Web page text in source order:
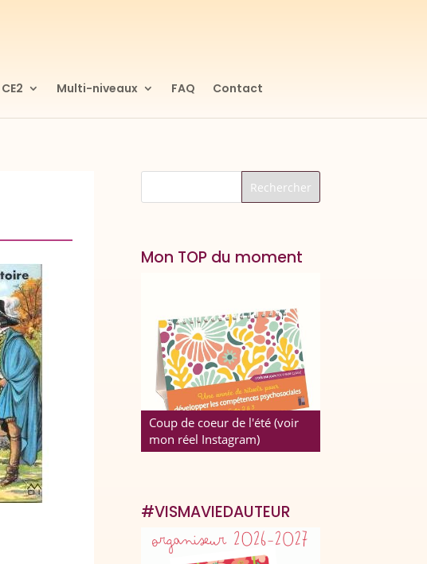
CE2 Multi-niveaux FAQ Contact
Mon TOP du moment
Coup de coeur de l'été (voir
mon réel Instagram)
#VISMAVIEDAUTEUR